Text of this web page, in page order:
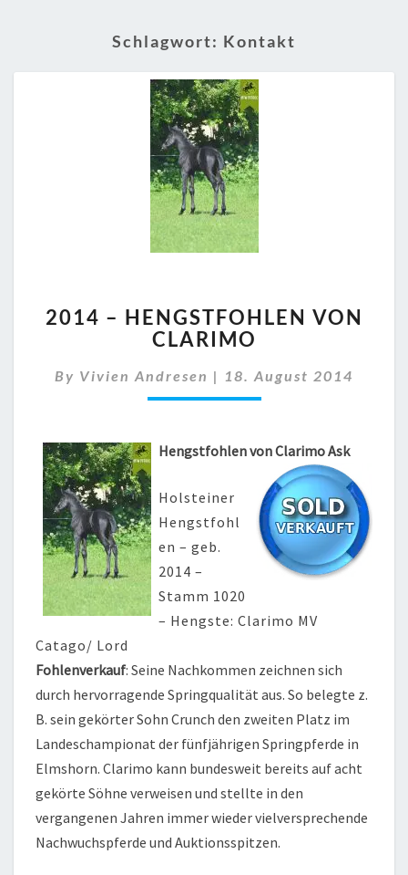
Schlagwort: Kontakt
–
HENGSTFOHLEN
CLARIMO
2014 – HENGSTFOHLEN VON
CLARIMO
By Vivien Andresen | 18. August 2014
Hengstfohlen von Clarimo Ask
Holsteiner
Hengstfohl
en – geb.
2014 –
Stamm 1020
– Hengste: Clarimo MV
Catago/ Lord
Fohlenverkauf: Seine Nachkommen zeichnen sich
durch hervorragende Springqualität aus. So belegte z.
B. sein gekörter Sohn Crunch den zweiten Platz im
Landeschampionat der fünfjährigen Springpferde in
Elmshorn. Clarimo kann bundesweit bereits auf acht
gekörte Söhne verweisen und stellte in den
vergangenen Jahren immer wieder vielversprechende
Nachwuchspferde und Auktionsspitzen.